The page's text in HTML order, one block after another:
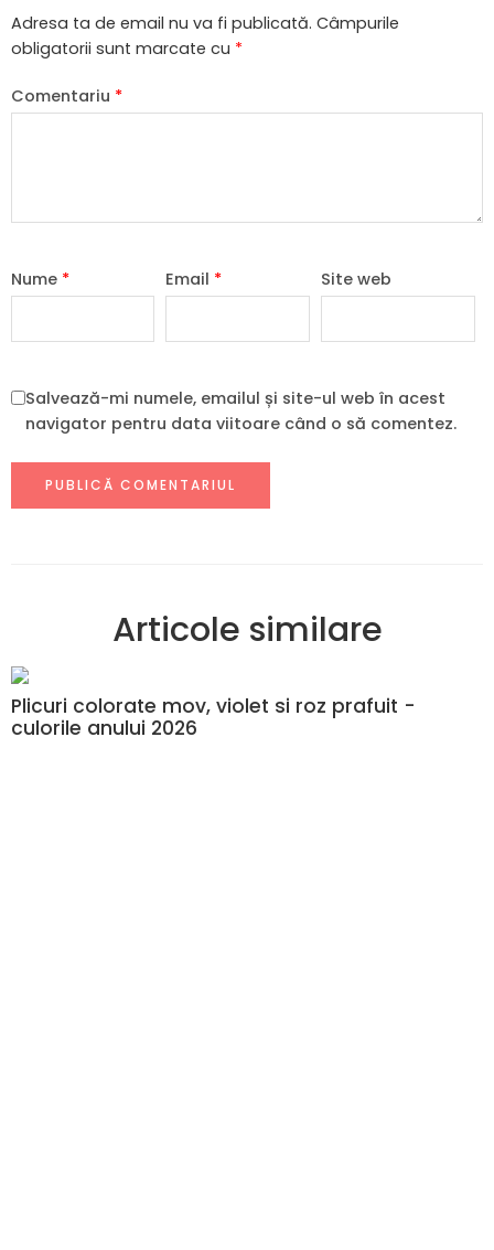
Adresa ta de email nu va fi publicată. Câmpurile
obligatorii sunt marcate cu *
Comentariu *
Nume * Email * Site web
Salvează-mi numele, emailul și site-ul web în acest
navigator pentru data viitoare când o să comentez.
Articole similare
Plicuri colorate mov, violet si roz prafuit -
culorile anului 2026